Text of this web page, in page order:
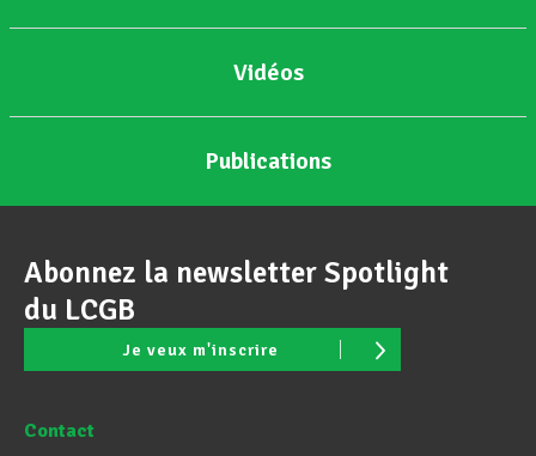
Vidéos
Publications
Abonnez la newsletter Spotlight
du LCGB
Je veux m'inscrire
Contact